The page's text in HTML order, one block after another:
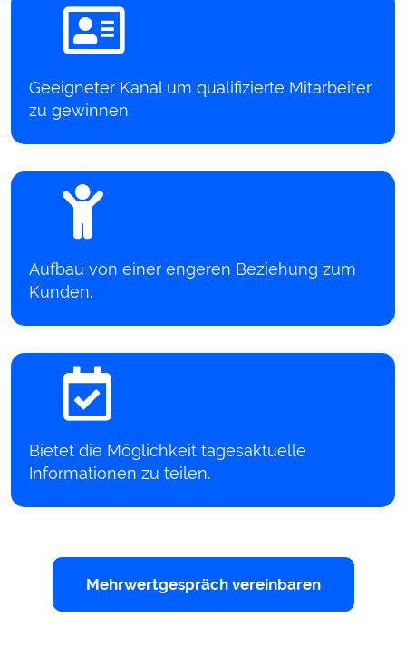
Geeigneter Kanal um qualifizierte Mitarbeiter
zu gewinnen.
Aufbau von einer engeren Beziehung zum
Kunden.
Bietet die Möglichkeit tagesaktuelle
Informationen zu teilen.
Mehrwertgespräch vereinbaren